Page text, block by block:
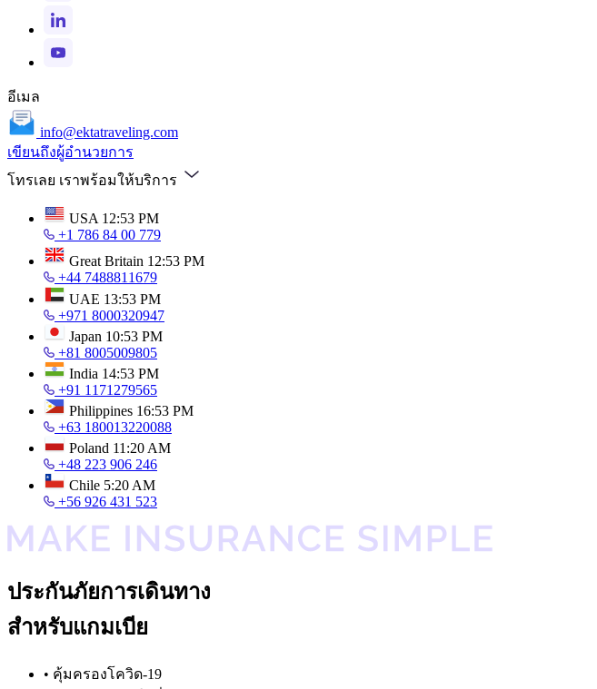
อีเมล
info@ektatraveling.com
เขียนถึงผู้อำนวยการ
โทรเลย เราพร้อมให้บริการ
USA 12:53 PM
+1 786 84 00 779
Great Britain 12:53 PM
+44 7488811679
UAE 13:53 PM
+971 8000320947
Japan 10:53 PM
+81 8005009805
India 14:53 PM
+91 1171279565
Philippines 16:53 PM
+63 180013220088
Poland 11:20 AM
+48 223 906 246
Chile 5:20 AM
+56 926 431 523
ประกันภัยการเดินทาง
สำหรับแกมเบีย
• คุ้มครองโควิด-19